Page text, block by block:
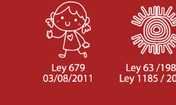
El pasajero será el exclusivo
de su equipaje y documentos
Turismo le informará al
establezcan las aerolíneas y
servicios (navieras,
cuando sean previamente